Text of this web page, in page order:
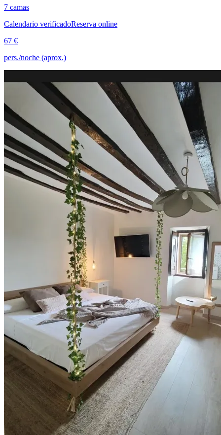
7 camas
Calendario verificadoReserva online
67 €
pers./noche (aprox.)